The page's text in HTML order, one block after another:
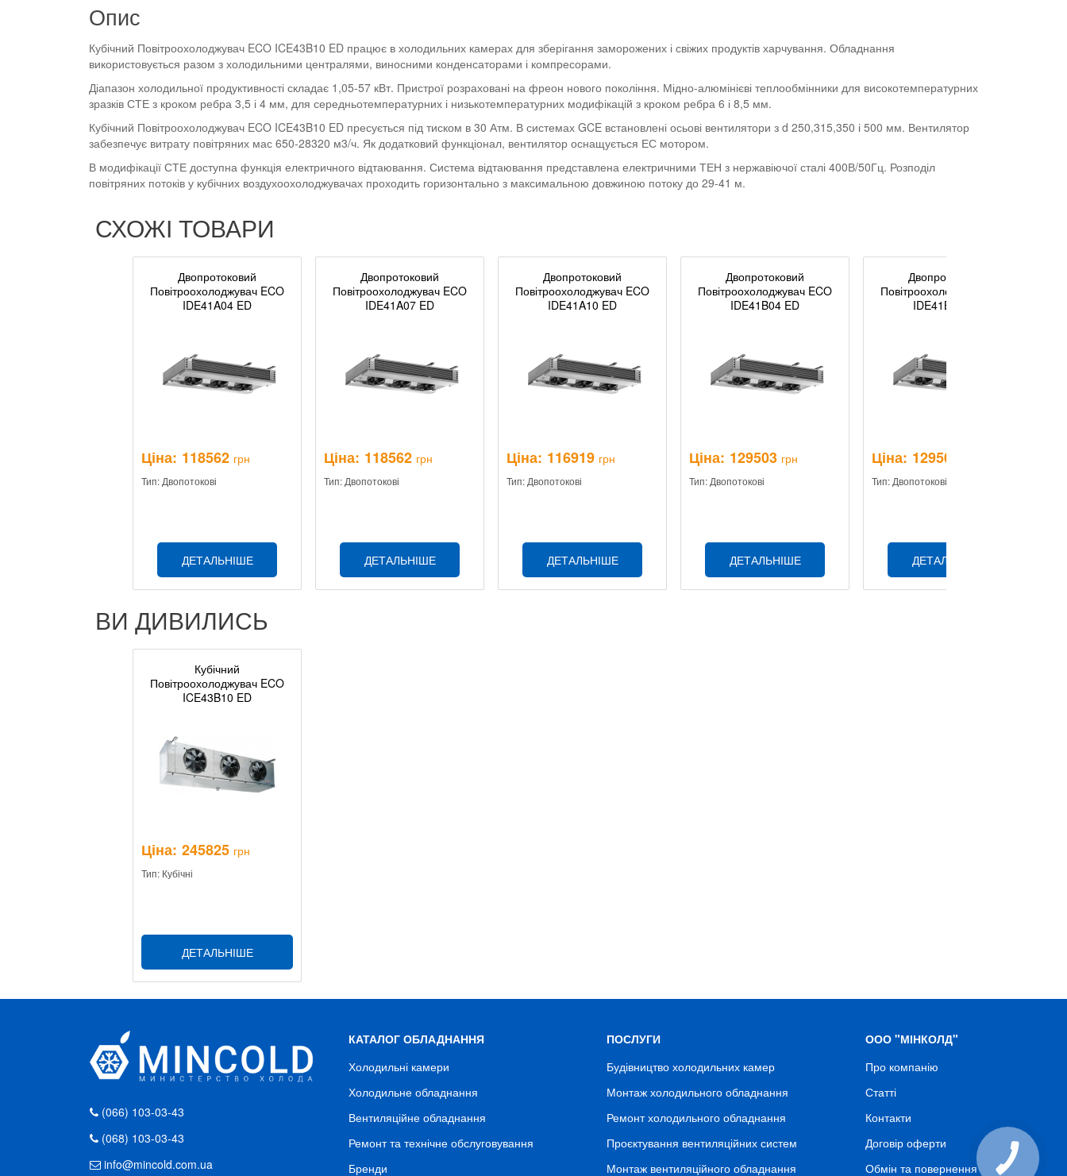
Опис
Кубічний Повітроохолоджувач ECO ICE43B10 ED працює в холодильних камерах для зберігання заморожених і свіжих продуктів харчування. Обладнання
використовується разом з холодильними централями, виносними конденсаторами і компресорами.
Діапазон холодильної продуктивності складає 1,05-57 кВт. Пристрої розраховані на фреон нового покоління. Мідно-алюмінієві теплообмінники для високотемпературних
зразків СТЕ з кроком ребра 3,5 і 4 мм, для середньотемпературних і низькотемпературних модифікацій з кроком ребра 6 і 8,5 мм.
Кубічний Повітроохолоджувач ECO ICE43B10 ED пресується під тиском в 30 Атм. В системах GCE встановлені осьові вентилятори з d 250,315,350 і 500 мм. Вентилятор
забезпечує витрату повітряних мас 650-28320 м3/ч. Як додатковий функціонал, вентилятор оснащується ЕС мотором.
В модифікації СТЕ доступна функція електричного відтаювання. Система відтаювання представлена електричними ТЕН з нержавіючої сталі 400В/50Гц. Розподіл
повітряних потоків у кубічних воздухоохолоджувачах проходить горизонтально з максимальною довжиною потоку до 29-41 м.
СХОЖІ ТОВАРИ
Двопротоковий
Повітроохолоджувач ECO
IDE41A04 ED
Ціна: 118562 грн
Тип: Двопотокові
ДЕТАЛЬНІШЕ
Двопротоковий
Повітроохолоджувач ECO
IDE41A07 ED
Ціна: 118562 грн
Тип: Двопотокові
ДЕТАЛЬНІШЕ
Двопротоковий
Повітроохолоджувач ECO
IDE41A10 ED
Ціна: 116919 грн
Тип: Двопотокові
ДЕТАЛЬНІШЕ
Двопротоковий
Повітроохолоджувач ECO
IDE41B04 ED
Ціна: 129503 грн
Тип: Двопотокові
ДЕТАЛЬНІШЕ
Двопротоковий
Повітроохолоджувач ECO
IDE41B07 ED
Ціна: 129503
Тип: Двопотокові
ДЕТАЛЬНІШЕ
ВИ ДИВИЛИСЬ
Кубічний
Повітроохолоджувач ECO
ICE43B10 ED
Ціна: 245825 грн
Тип: Кубічні
ДЕТАЛЬНІШЕ
(066) 103-03-43
(068) 103-03-43
info@mincold.com.ua
КАТАЛОГ ОБЛАДНАННЯ
Холодильні камери
Холодильне обладнання
Вентиляційне обладнання
Ремонт та технічне обслуговування
Бренди
ПОСЛУГИ
Будівництво холодильних камер
Монтаж холодильного обладнання
Ремонт холодильного обладнання
Проєктування вентиляційних систем
Монтаж вентиляційного обладнання
ООО "МІНКОЛД"
Про компанію
Статті
Контакти
Договір оферти
Обмін та повернення